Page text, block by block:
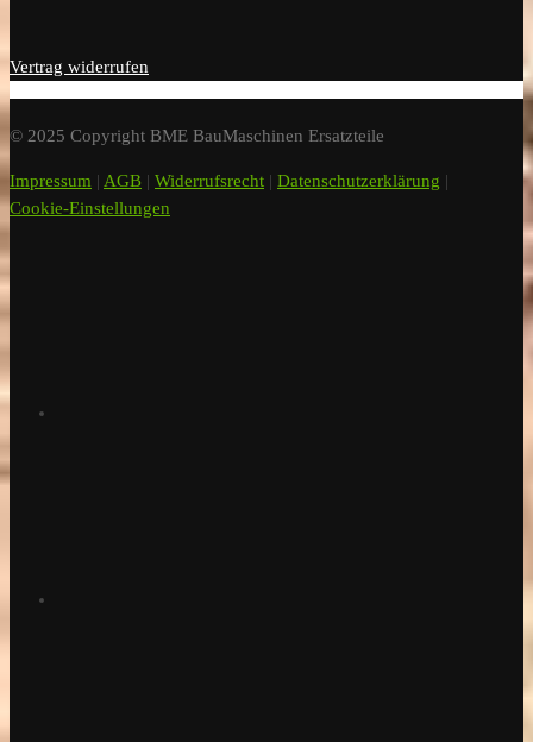
Vertrag widerrufen
© 2025 Copyright BME BauMaschinen Ersatzteile
Impressum | AGB | Widerrufsrecht | Datenschutzerklärung |
Cookie-Einstellungen